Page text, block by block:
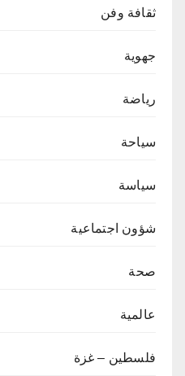
ثقافة وفن
جهوية
رياضة
سياحة
سياسة
شؤون اجتماعية
صحة
عالمية
فلسطين – غزة